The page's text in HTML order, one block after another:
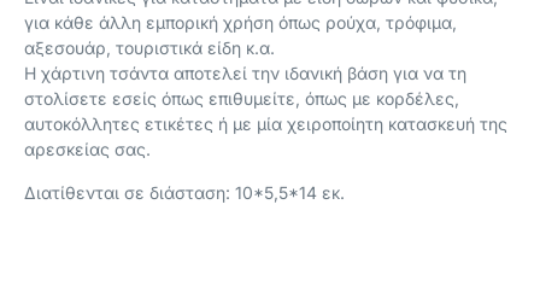
για κάθε άλλη εμπορική χρήση όπως ρούχα, τρόφιμα,
αξεσουάρ, τουριστικά είδη κ.α.
Η χάρτινη τσάντα αποτελεί την ιδανική βάση για να τη
στολίσετε εσείς όπως επιθυμείτε, όπως με κορδέλες,
αυτοκόλλητες ετικέτες ή με μία χειροποίητη κατασκευή της
αρεσκείας σας.
Διατίθενται σε διάσταση: 10*5,5*14 εκ.